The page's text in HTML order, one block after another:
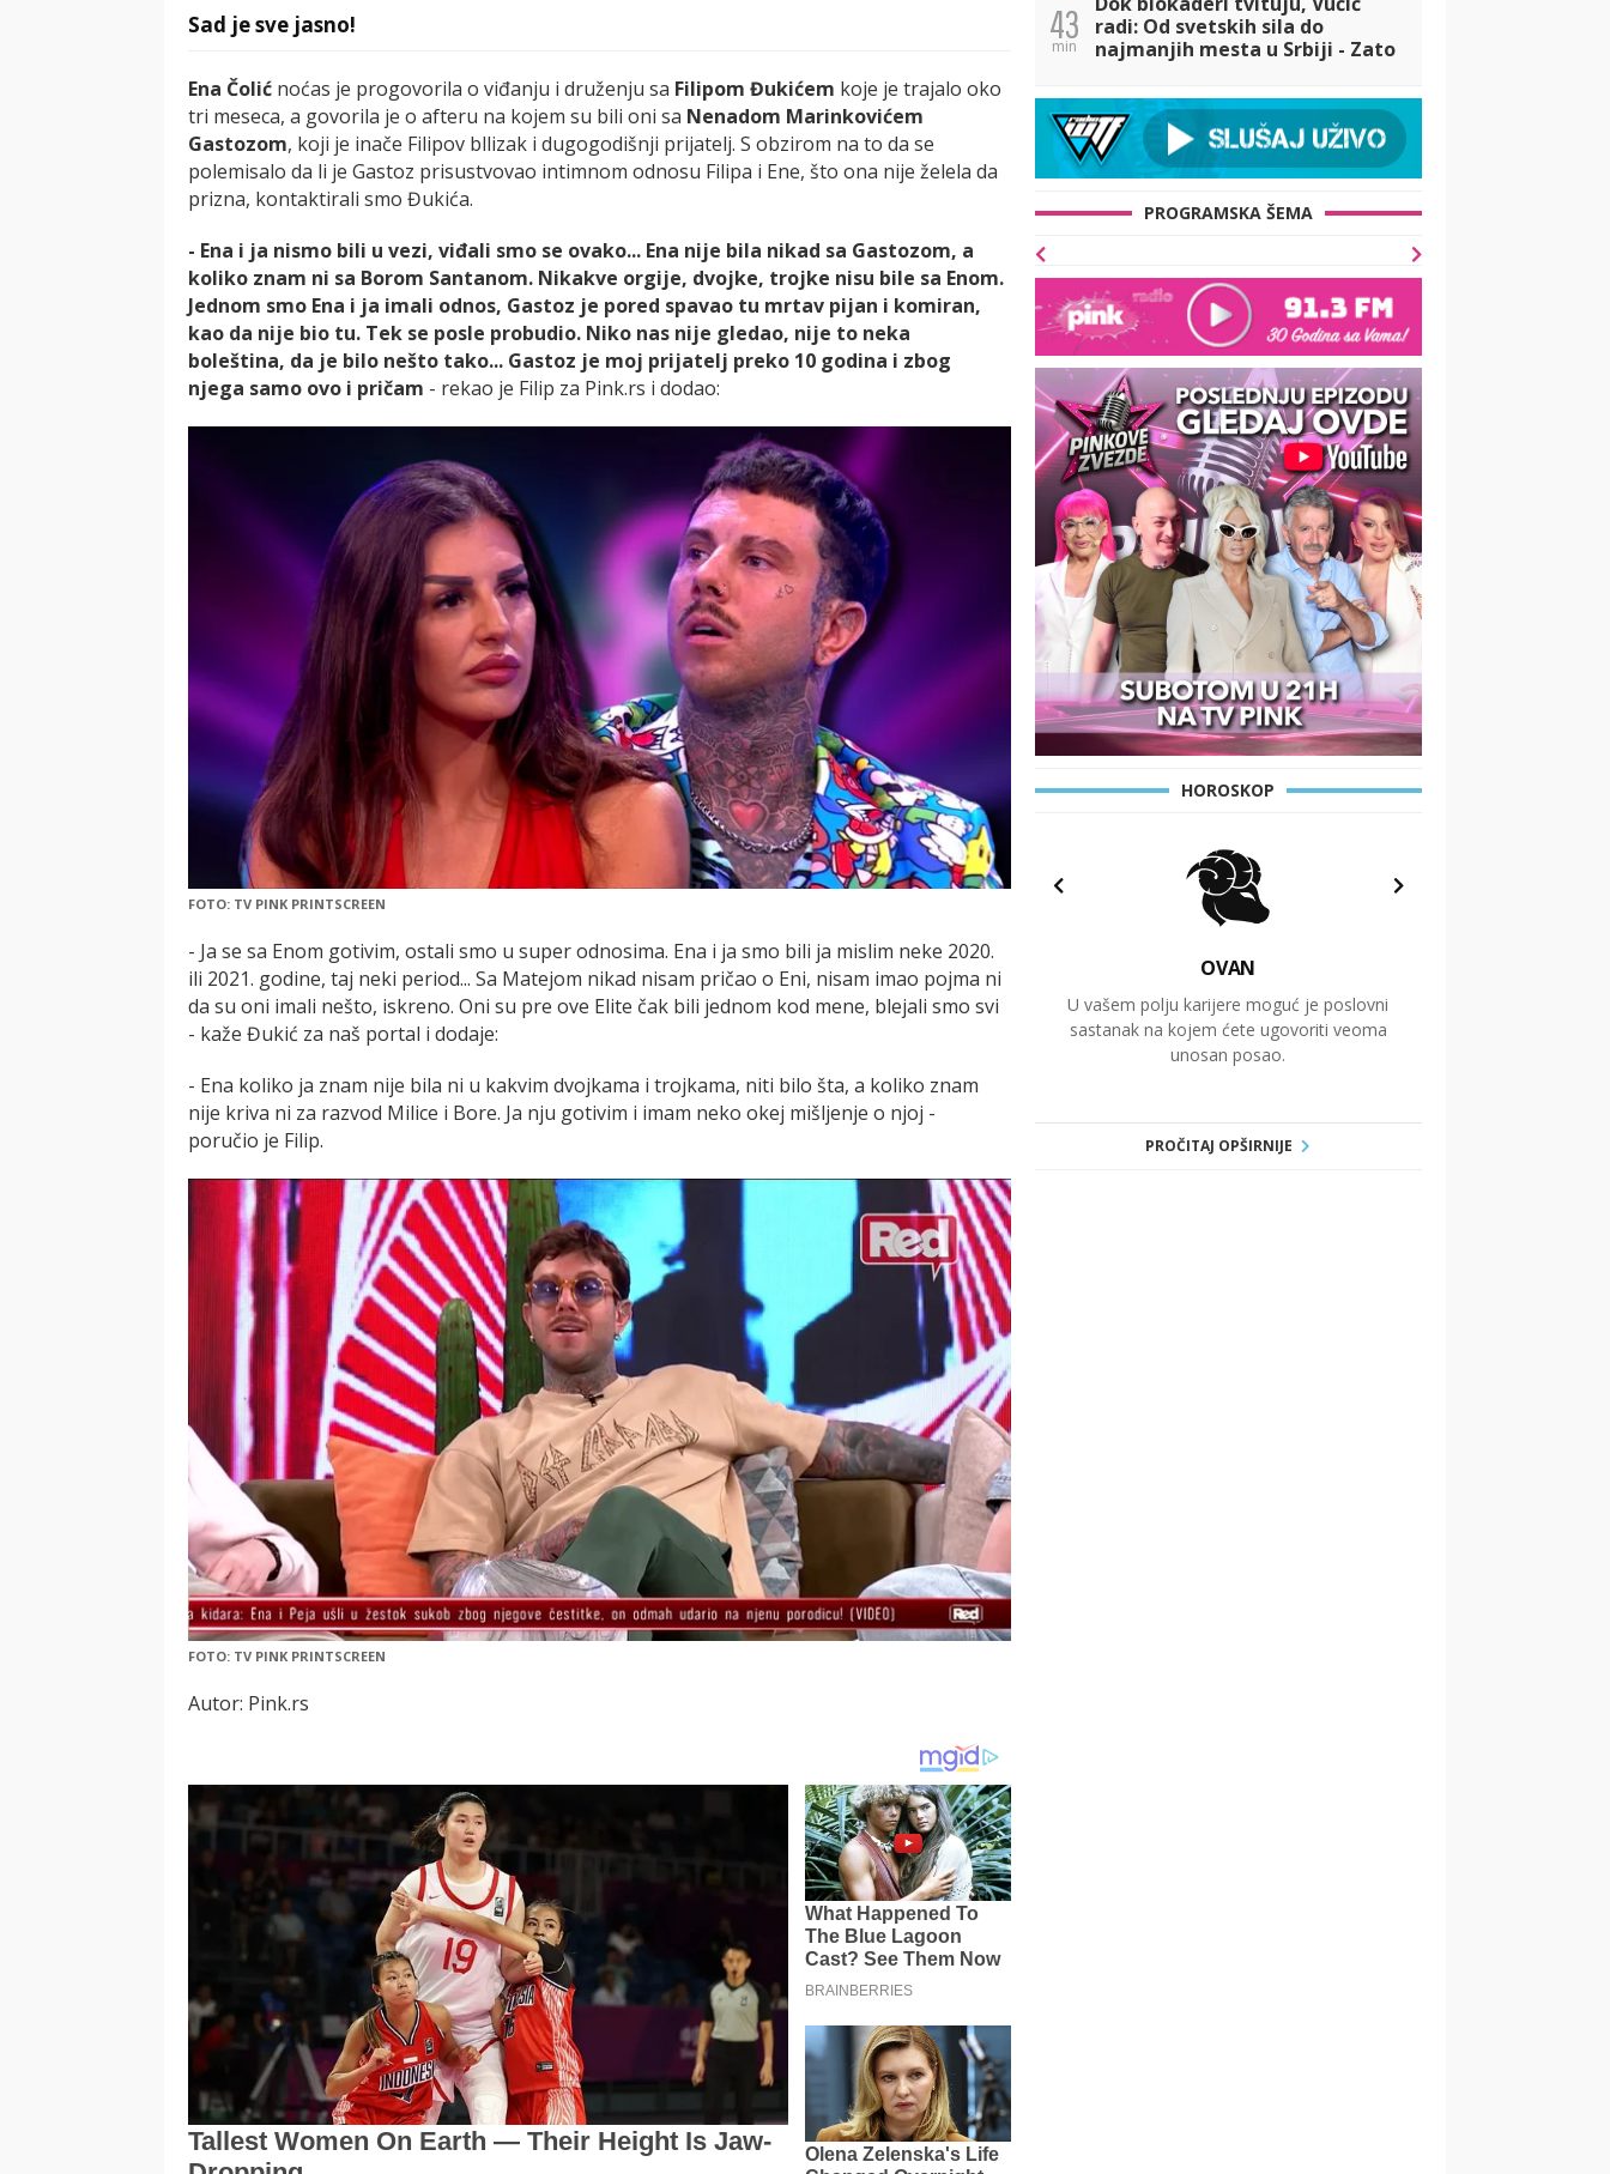
Sad je sve jasno!
Ena Čolić noćas je progovorila o viđanju i druženju sa Filipom Đukićem koje je trajalo oko
tri meseca, a govorila je o afteru na kojem su bili oni sa Nenadom Marinkovićem
Gastozom, koji je inače Filipov bllizak i dugogodišnji prijatelj. S obzirom na to da se
polemisalo da li je Gastoz prisustvovao intimnom odnosu Filipa i Ene, što ona nije želela da
prizna, kontaktirali smo Đukića.
- Ena i ja nismo bili u vezi, viđali smo se ovako... Ena nije bila nikad sa Gastozom, a
koliko znam ni sa Borom Santanom. Nikakve orgije, dvojke, trojke nisu bile sa Enom.
Jednom smo Ena i ja imali odnos, Gastoz je pored spavao tu mrtav pijan i komiran,
kao da nije bio tu. Tek se posle probudio. Niko nas nije gledao, nije to neka
boleština, da je bilo nešto tako... Gastoz je moj prijatelj preko 10 godina i zbog
njega samo ovo i pričam - rekao je Filip za Pink.rs i dodao:
FOTO: TV PINK PRINTSCREEN
- Ja se sa Enom gotivim, ostali smo u super odnosima. Ena i ja smo bili ja mislim neke 2020.
ili 2021. godine, taj neki period... Sa Matejom nikad nisam pričao o Eni, nisam imao pojma ni
da su oni imali nešto, iskreno. Oni su pre ove Elite čak bili jednom kod mene, blejali smo svi
- kaže Đukić za naš portal i dodaje:
- Ena koliko ja znam nije bila ni u kakvim dvojkama i trojkama, niti bilo šta, a koliko znam
nije kriva ni za razvod Milice i Bore. Ja nju gotivim i imam neko okej mišljenje o njoj -
poručio je Filip.
FOTO: TV PINK PRINTSCREEN
Autor: Pink.rs
43
min
radi: Od svetskih sila do
najmanjih mesta u Srbiji - Zato
PROGRAMSKA ŠEMA
HOROSKOP
OVAN
U vašem polju karijere moguć je poslovni
sastanak na kojem ćete ugovoriti veoma
unosan posao.
PROČITAJ OPŠIRNIJE